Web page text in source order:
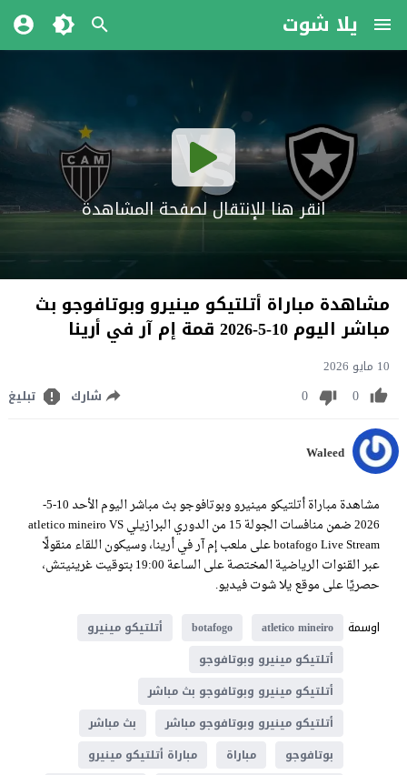
يلا شوت
انقر هنا للإنتقال لصفحة المشاهدة
مشاهدة مباراة أتلتيكو مينيرو وبوتافوجو بث
مباشر اليوم 10-5-2026 قمة إم آر في أرينا
10 مايو 2026
0
0 شارك تبليغ
Waleed
مشاهدة مباراة أتلتيكو مينيرو وبوتافوجو بث مباشر اليوم الأحد 10-5-
2026 ضمن منافسات الجولة 15 من الدوري البرازيلي atletico mineiro VS
botafogo Live Stream على ملعب إم آر في أرينا، وسيكون اللقاء منقولًا
عبر القنوات الرياضية المختصة على الساعة 19:00 بتوقيت غرينيتش،
حصريًا على موقع يلا شوت فيديو.
اوسمة
atletico mineiro
botafogo
أتلتيكو مينيرو
أتلتيكو مينيرو وبوتافوجو
أتلتيكو مينيرو وبوتافوجو بث مباشر
أتلتيكو مينيرو وبوتافوجو مباشر
بث مباشر
بوتافوجو
مباراة
مباراة أتلتيكو مينيرو